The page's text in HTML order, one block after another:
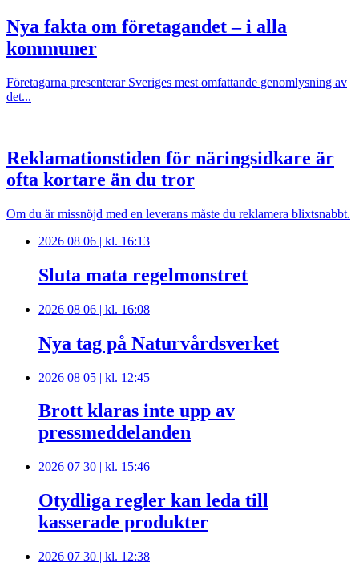
Nya fakta om företagandet – i alla
kommuner
Företagarna presenterar Sveriges mest omfattande genomlysning av
det...
Reklamationstiden för näringsidkare är
ofta kortare än du tror
Om du är missnöjd med en leverans måste du reklamera blixtsnabbt.
2026 08 06 | kl. 16:13
Sluta mata regelmonstret
2026 08 06 | kl. 16:08
Nya tag på Naturvårdsverket
2026 08 05 | kl. 12:45
Brott klaras inte upp av
pressmeddelanden
2026 07 30 | kl. 15:46
Otydliga regler kan leda till
kasserade produkter
2026 07 30 | kl. 12:38